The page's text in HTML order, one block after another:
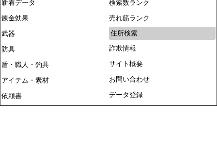
新着データ
錬金効果
武器
防具
盾・職人・釣具
アイテム・素材
依頼書
検索数ランク
売れ筋ランク
住所検索
詐欺情報
サイト概要
お問い合わせ
データ登録